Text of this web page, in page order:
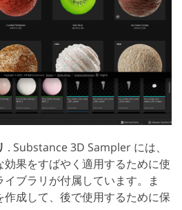
. Substance 3D Sampler には、
果をすばやく適用するために使
ブラリが付属しています。ま
成して、後で使用するために保